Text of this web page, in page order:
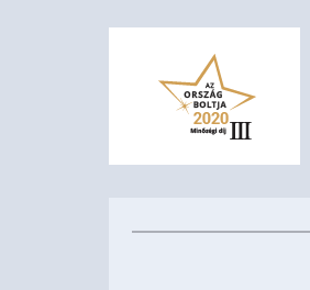
HD AUDIO
Microphone output
Earphones input